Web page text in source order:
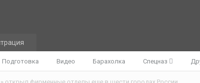
Подготовка Видео Барахолка Спецназ